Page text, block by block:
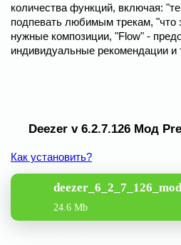
количества функций, включая:
подпевать любимым трекам, "что
нужные композиции, "Flow" -
индивидуальные рекомендации и
Deezer v 6.2.7.126 Мод
Как установить?
24.6 Mb